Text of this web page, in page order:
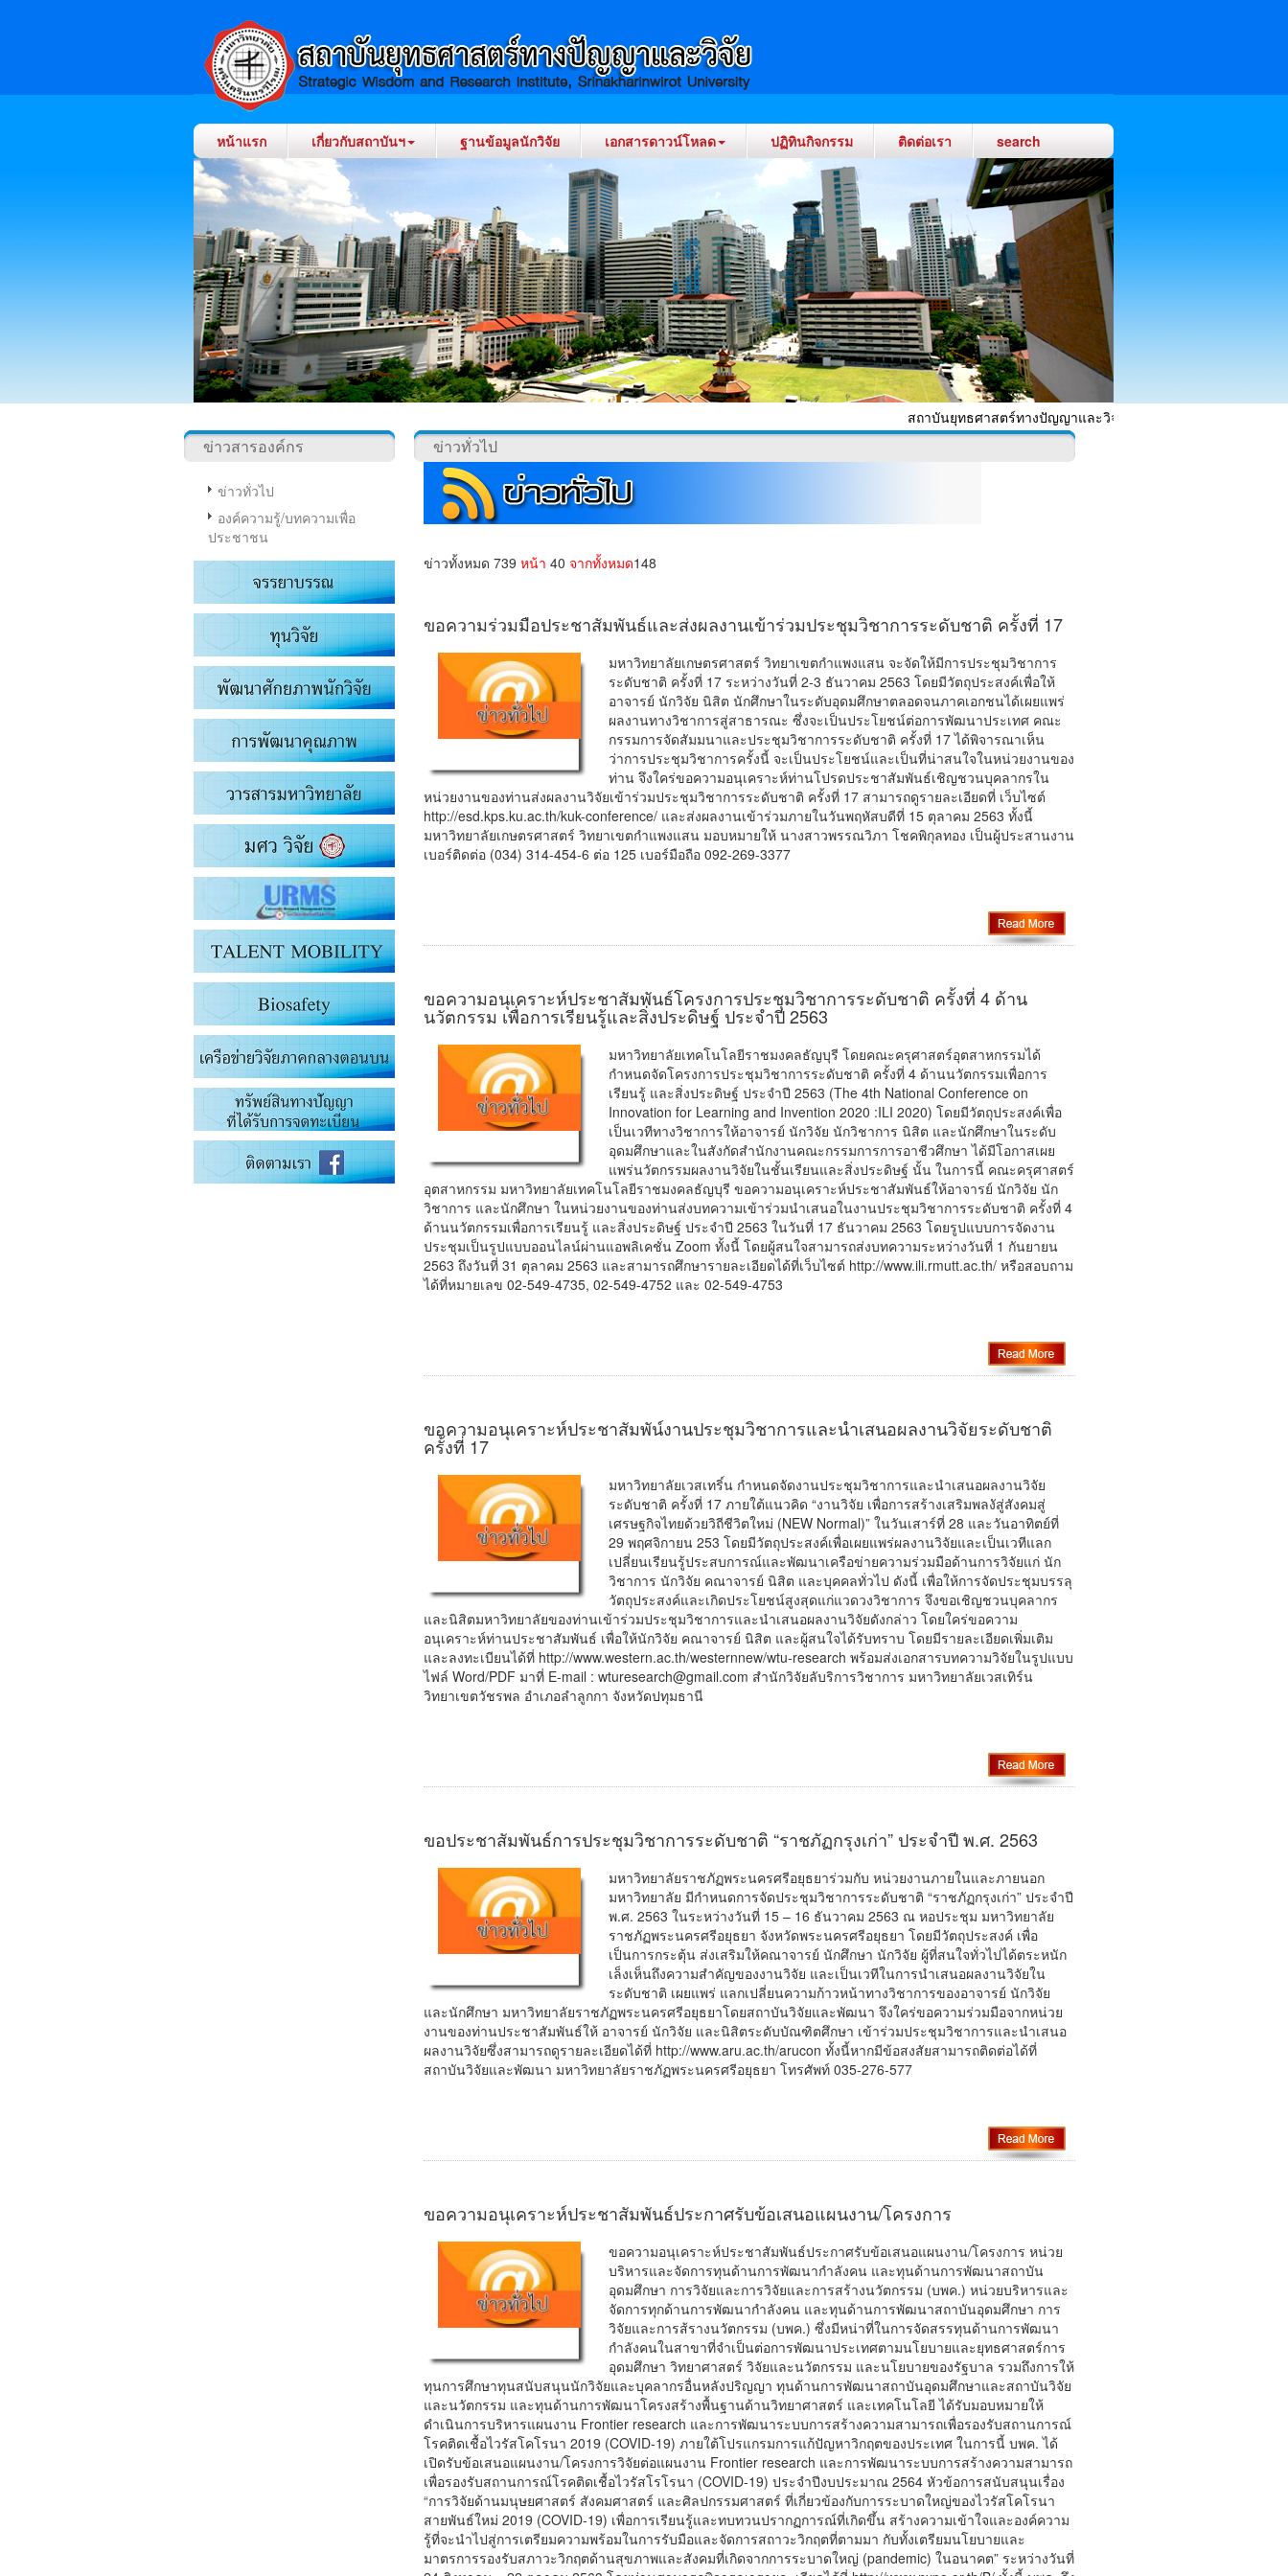
หน้าแรก เกี่ยวกับสถาบันฯ ฐานข้อมูลนักวิจัย เอกสารดาวน์โหลด ปฏิทินกิจกรรม ติดต่อเรา search
สถาบันยุทธศาสตร์ทางปัญญาและวิจัย ที่ทำการ ชั้น 20 อาคารนวัตก
ข่าวสารองค์กร
ข่าวทั่วไป
องค์ความรู้/บทความเพื่อ
ประชาชน
ข่าวทั่วไป
ข่าวทั้งหมด 739 หน้า 40 จากทั้งหมด148
ขอความร่วมมือประชาสัมพันธ์และส่งผลงานเข้าร่วมประชุมวิชาการระดับชาติ ครั้งที่ 17
มหาวิทยาลัยเกษตรศาสตร์ วิทยาเขตกำแพงแสน จะจัดให้มีการประชุมวิชาการ
ระดับชาติ ครั้งที่ 17 ระหว่างวันที่ 2-3 ธันวาคม 2563 โดยมีวัตถุประสงค์เพื่อให้
อาจารย์ นักวิจัย นิสิต นักศึกษาในระดับอุดมศึกษาตลอดจนภาคเอกชนได้เผยแพร่
ผลงานทางวิชาการสู่สาธารณะ ซึ่งจะเป็นประโยชน์ต่อการพัฒนาประเทศ คณะ
กรรมการจัดสัมมนาและประชุมวิชาการระดับชาติ ครั้งที่ 17 ได้พิจารณาเห็น
ว่าการประชุมวิชาการครั้งนี้ จะเป็นประโยชน์และเป็นที่น่าสนใจในหน่วยงานของ
ท่าน จึงใคร่ขอความอนุเคราะห์ท่านโปรดประชาสัมพันธ์เชิญชวนบุคลากรใน
หน่วยงานของท่านส่งผลงานวิจัยเข้าร่วมประชุมวิชาการระดับชาติ ครั้งที่ 17 สามารถดูรายละเอียดที่ เว็บไซต์
http://esd.kps.ku.ac.th/kuk-conference/ และส่งผลงานเข้าร่วมภายในวันพฤหัสบดีที่ 15 ตุลาคม 2563 ทั้งนี้
มหาวิทยาลัยเกษตรศาสตร์ วิทยาเขตกำแพงแสน มอบหมายให้ นางสาวพรรณวิภา โชคพิกุลทอง เป็นผู้ประสานงาน
เบอร์ติดต่อ (034) 314-454-6 ต่อ 125 เบอร์มือถือ 092-269-3377
ขอความอนุเคราะห์ประชาสัมพันธ์โครงการประชุมวิชาการระดับชาติ ครั้งที่ 4 ด้าน
นวัตกรรม เพื่อการเรียนรู้และสิ่งประดิษฐ์ ประจำปี 2563
มหาวิทยาลัยเทคโนโลยีราชมงคลธัญบุรี โดยคณะครุศาสตร์อุตสาหกรรมได้
กำหนดจัดโครงการประชุมวิชาการระดับชาติ ครั้งที่ 4 ด้านนวัตกรรมเพื่อการ
เรียนรู้ และสิ่งประดิษฐ์ ประจำปี 2563 (The 4th National Conference on
Innovation for Learning and Invention 2020 :ILI 2020) โดยมีวัตถุประสงค์เพื่อ
เป็นเวทีทางวิชาการให้อาจารย์ นักวิจัย นักวิชาการ นิสิต และนักศึกษาในระดับ
อุดมศึกษาและในสังกัดสำนักงานคณะกรรมการการอาชีวศึกษา ได้มีโอกาสเผย
แพร่นวัตกรรมผลงานวิจัยในชั้นเรียนและสิ่งประดิษฐ์ นั้น ในการนี้ คณะครุศาสตร์
อุตสาหกรรม มหาวิทยาลัยเทคโนโลยีราชมงคลธัญบุรี ขอความอนุเคราะห์ประชาสัมพันธ์ให้อาจารย์ นักวิจัย นัก
วิชาการ และนักศึกษา ในหน่วยงานของท่านส่งบทความเข้าร่วมนำเสนอในงานประชุมวิชาการระดับชาติ ครั้งที่ 4
ด้านนวัตกรรมเพื่อการเรียนรู้ และสิ่งประดิษฐ์ ประจำปี 2563 ในวันที่ 17 ธันวาคม 2563 โดยรูปแบบการจัดงาน
ประชุมเป็นรูปแบบออนไลน์ผ่านแอพลิเคชั่น Zoom ทั้งนี้ โดยผู้สนใจสามารถส่งบทความระหว่างวันที่ 1 กันยายน
2563 ถึงวันที่ 31 ตุลาคม 2563 และสามารถศึกษารายละเอียดได้ที่เว็บไซต์ http://www.ili.rmutt.ac.th/ หรือสอบถาม
ได้ที่หมายเลข 02-549-4735, 02-549-4752 และ 02-549-4753
ขอความอนุเคราะห์ประชาสัมพัน์งานประชุมวิชาการและนำเสนอผลงานวิจัยระดับชาติ
ครั้งที่ 17
มหาวิทยาลัยเวสเทริ์น กำหนดจัดงานประชุมวิชาการและนำเสนอผลงานวิจัย
ระดับชาติ ครั้งที่ 17 ภายใต้แนวคิด “งานวิจัย เพื่อการสร้างเสริมพลงัสู่สังคมสู่
เศรษฐกิจไทยด้วยวิถีชีวิตใหม่ (NEW Normal)” ในวันเสาร์ที่ 28 และวันอาทิตย์ที่
29 พฤศจิกายน 253 โดยมีวัตถุประสงค์เพื่อเผยแพร่ผลงานวิจัยและเป็นเวทีแลก
เปลี่ยนเรียนรู้ประสบการณ์และพัฒนาเครือข่ายความร่วมมือด้านการวิจัยแก่ นัก
วิชาการ นักวิจัย คณาจารย์ นิสิต และบุคคลทั่วไป ดังนี้ เพื่อให้การจัดประชุมบรรลุ
วัตถุประสงค์และเกิดประโยชน์สูงสุดแก่แวดวงวิชาการ จึงขอเชิญชวนบุคลากร
และนิสิตมหาวิทยาลัยของท่านเข้าร่วมประชุมวิชาการและนำเสนอผลงานวิจัยดังกล่าว โดยใคร่ขอความ
อนุเคราะห์ท่านประชาสัมพันธ์ เพื่อให้นักวิจัย คณาจารย์ นิสิต และผู้สนใจได้รับทราบ โดยมีรายละเอียดเพิ่มเติม
และลงทะเบียนได้ที่ http://www.western.ac.th/westernnew/wtu-research พร้อมส่งเอกสารบทความวิจัยในรูปแบบ
ไฟล์ Word/PDF มาที่ E-mail : wturesearch@gmail.com สำนักวิจัยลับริการวิชาการ มหาวิทยาลัยเวสเทิร์น
วิทยาเขตวัชรพล อำเภอลำลูกกา จังหวัดปทุมธานี
ขอประชาสัมพันธ์การประชุมวิชาการระดับชาติ “ราชภัฏกรุงเก่า” ประจำปี พ.ศ. 2563
มหาวิทยาลัยราชภัฏพระนครศรีอยุธยาร่วมกับ หน่วยงานภายในและภายนอก
มหาวิทยาลัย มีกำหนดการจัดประชุมวิชาการระดับชาติ “ราชภัฏกรุงเก่า” ประจำปี
พ.ศ. 2563 ในระหว่างวันที่ 15 – 16 ธันวาคม 2563 ณ หอประชุม มหาวิทยาลัย
ราชภัฏพระนครศรีอยุธยา จังหวัดพระนครศรีอยุธยา โดยมีวัตถุประสงค์ เพื่อ
เป็นการกระตุ้น ส่งเสริมให้คณาจารย์ นักศึกษา นักวิจัย ผู้ที่สนใจทั่วไปได้ตระหนัก
เล็งเห็นถึงความสำคัญของงานวิจัย และเป็นเวทีในการนำเสนอผลงานวิจัยใน
ระดับชาติ เผยแพร่ แลกเปลี่ยนความก้าวหน้าทางวิชาการของอาจารย์ นักวิจัย
และนักศึกษา มหาวิทยาลัยราชภัฏพระนครศรีอยุธยาโดยสถาบันวิจัยและพัฒนา จึงใคร่ขอความร่วมมือจากหน่วย
งานของท่านประชาสัมพันธ์ให้ อาจารย์ นักวิจัย และนิสิตระดับบัณฑิตศึกษา เข้าร่วมประชุมวิชาการและนำเสนอ
ผลงานวิจัยซึ่งสามารถดูรายละเอียดได้ที่ http://www.aru.ac.th/arucon ทั้งนี้หากมีข้อสงสัยสามารถติดต่อได้ที่
สถาบันวิจัยและพัฒนา มหาวิทยาลัยราชภัฏพระนครศรีอยุธยา โทรศัพท์ 035-276-577
ขอความอนุเคราะห์ประชาสัมพันธ์ประกาศรับข้อเสนอแผนงาน/โครงการ
ขอความอนุเคราะห์ประชาสัมพันธ์ประกาศรับข้อเสนอแผนงาน/โครงการ หน่วย
บริหารและจัดการทุนด้านการพัฒนากำลังคน และทุนด้านการพัฒนาสถาบัน
อุดมศึกษา การวิจัยและการวิจัยและการสร้างนวัตกรรม (บพค.) หน่วยบริหารและ
จัดการทุกด้านการพัฒนากำลังคน และทุนด้านการพัฒนาสถาบันอุดมศึกษา การ
วิจัยและการส้รางนวัตกรรม (บพค.) ซึ่งมีหน่าที่ในการจัดสรรทุนด้านการพัฒนา
กำลังคนในสาขาที่จำเป็นต่อการพัฒนาประเทศตามนโยบายและยุทธศาสตร์การ
อุดมศึกษา วิทยาศาสตร์ วิจัยและนวัตกรรม และนโยบายของรัฐบาล รวมถึงการให้
ทุนการศึกษาทุนสนับสนุนนักวิจัยและบุคลากรอื่นหลังปริญญา ทุนด้านการพัฒนาสถาบันอุดมศึกษาและสถาบันวิจัย
และนวัตกรรม และทุนด้านการพัฒนาโครงสร้างพื้นฐานด้านวิทยาศาสตร์ และเทคโนโลยี ได้รับมอบหมายให้
ดำเนินการบริหารแผนงาน Frontier research และการพัฒนาระบบการสร้างความสามารถเพื่อรองรับสถานการณ์
โรคติดเชื้อไวรัสโคโรนา 2019 (COVID-19) ภายใต้โปรแกรมการแก้ปัญหาวิกฤตของประเทศ ในการนี้ บพค. ได้
เปิดรับข้อเสนอแผนงาน/โครงการวิจัยต่อแผนงาน Frontier research และการพัฒนาระบบการสร้างความสามารถ
เพื่อรองรับสถานการณ์โรคติดเชื้อไวรัสโรโรนา (COVID-19) ประจำปีงบประมาณ 2564 หัวข้อการสนับสนุนเรื่อง
“การวิจัยด้านมนุษยศาสตร์ สังคมศาสตร์ และศิลปกรรมศาสตร์ ที่เกี่ยวข้องกับการระบาดใหญ่ของไวรัสโคโรนา
สายพันธ์ใหม่ 2019 (COVID-19) เพื่อการเรียนรู้และทบทวนปรากฏการณ์ที่เกิดขึ้น สร้างความเข้าใจและองค์ความ
รู้ที่จะนำไปสู่การเตรียมความพร้อมในการรับมือและจัดการสถาวะวิกฤตที่ตามมา กับทั้งเตรียมนโยบายและ
มาตรการรองรับสภาวะวิกฤตด้านสุขภาพและสังคมที่เกิดจากการระบาดใหญ่ (pandemic) ในอนาคต” ระหว่างวันที่